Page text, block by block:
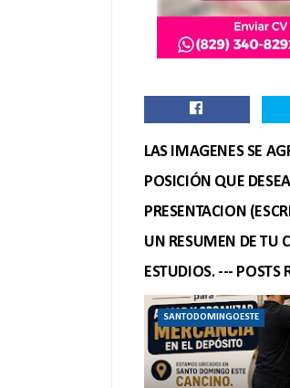
LAS IMAGENES SE
POSICIÓN QUE
PRESENTACION
UN RESUMEN DE TU
ESTUDIOS. --- POSTS
SANTODOMINGOESTE